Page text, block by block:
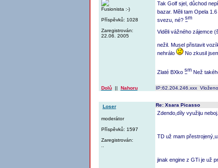
Fusionista :-)
Příspěvků: 1028
Zaregistrován:
22.06. 2005
Tak Golf sjel, důchod
bazar. Měli tam Opela
svezu, né?
Viděli vážného zájemce
nežil. Musel přistavit
nehrálo
No zkusil
Zlaté BXko Než
Dolů|| Nahoru IP:62.204.246.xxx
Loser
moderátor
Příspěvků: 1597
Zaregistrován:
Re: Xsara Picasso
Zdendo,díly využiju neboj.
TD už mam
jinak engine z GTi je už